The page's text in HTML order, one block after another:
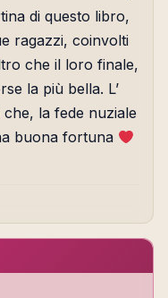
di questo libro,
ragazzi, coinvolti
che il loro finale,
la più bella. L’
la fede nuziale
buona fortuna